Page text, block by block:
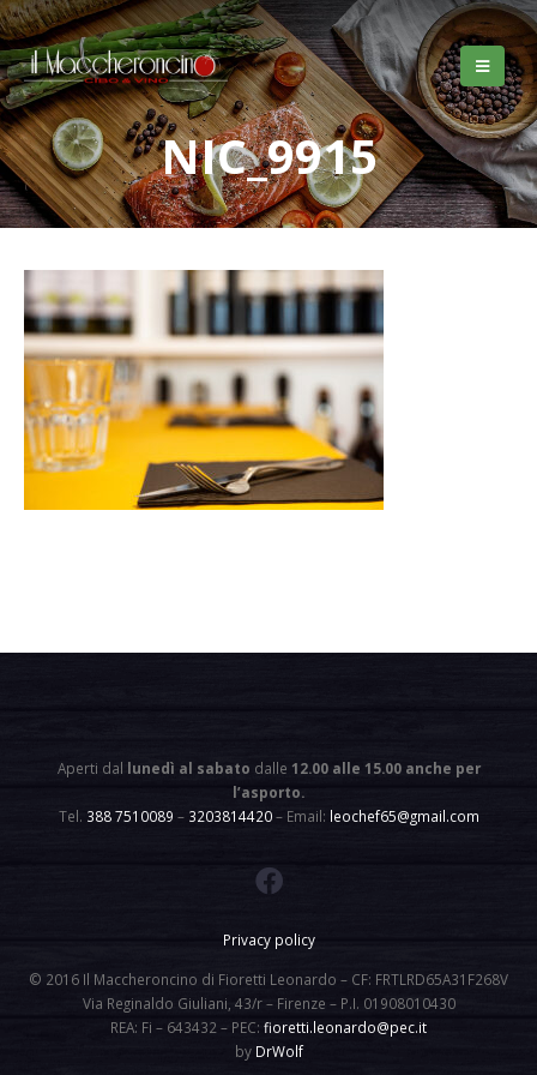
NIC_9915
Aperti dal lunedì al sabato dalle 12.00 alle 15.00 anche per
l’asporto.
Tel. 388 7510089 – 3203814420– Email: leochef65@gmail.com
Privacy policy
© 2016 Il Maccheroncino di Fioretti Leonardo – CF: FRTLRD65A31F268V
Via Reginaldo Giuliani, 43/r – Firenze – P.I. 01908010430
REA: Fi – 643432 – PEC: fioretti.leonardo@pec.it
by DrWolf